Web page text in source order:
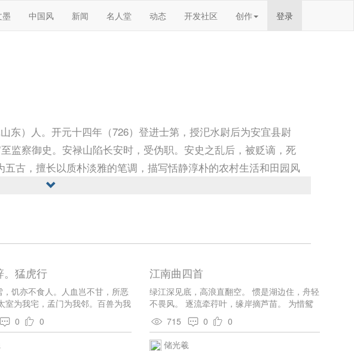
墨 中国风 新闻 名人堂 动态 开发社区 创作 登录
东）人。开元十四年（726）登进士第，授汜水尉后为安宜县尉
监察御史。安禄山陷长安时，受伪职。安史之乱后，被贬谪，死
古，擅长以质朴淡雅的笔调，描写恬静淳朴的农村生活和田园风
。猛虎行
，饥亦不食人。人血岂不甘，所恶
室为我宅，孟门为我邻。百兽为我
我宾。 蒙马一何威，浮江亦以仁。
，牙爪雄武臣。 高云逐气浮，厚地
贾馀勇，日夕长相亲。
0
0
江南曲四首
绿江深见底，高浪直翻空。 惯是湖边住，舟轻
不畏风。 逐流牵荇叶，缘岸摘芦苗。 为惜鸳
鸯鸟，轻轻动画桡。 日暮长江里，相邀归渡
头。 落花如有意，来去逐船流。 隔江看树
色，沿月听歌声。 不是长干住，那从此路行。
715 0
0
储光羲